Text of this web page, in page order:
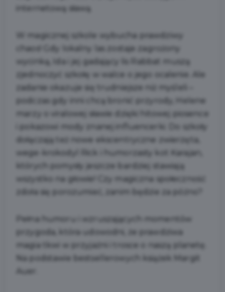
internetową sławą.
W magicznej szkole wybucha prawdziwy
chaos! Gdy lokalny las zostaje zagrożony
wycinką, Ida i jej gadający lis Rabbat muszą
zjednoczyć szkołę w walce o jego ocalenie. Ale
zadanie okazuje się trudniejsze niż myśleli –
podczas gdy inni chcą bronić przyrody, Helene
marzy o viralowej sławie dzięki hitowej piosence
i pokazowi mody znanej influencerki. Do szkoły
dołączają też nowe ekscentryczne zwierzęta,
wege-krokodyl Rick i humorzasty kot Karajan,
których pomysły jeszcze bardziej stawiają
wszystko na głowie! Czy magiczna społeczność
zdoła się porozumieć, zanim będzie za późno?
Pełna humoru i wzruszających momentów
przygoda, która udowodni, że prawdziwa
magia tkwi w przyjaźni i trosce o naszą planetę.
Na podstawie bestsellerowych książek Margit
Auer.